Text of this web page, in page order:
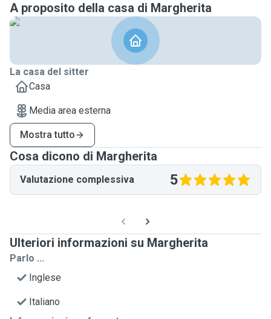
A proposito della casa di Margherita
La casa del sitter
Casa
Media area esterna
Mostra tutto
Cosa dicono di Margherita
Valutazione complessiva 5
Ulteriori informazioni su Margherita
Parlo ...
Inglese
Italiano